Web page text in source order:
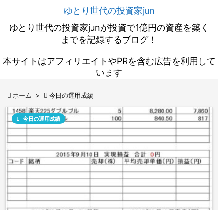
ゆとり世代の投資家jun
ゆとり世代の投資家junが投資で1億円の資産を築く
までを記録するブログ！
本サイトはアフィリエイトやPRを含む広告を利用して
います
 ホーム >  今日の運用成績
 今日の運用成績